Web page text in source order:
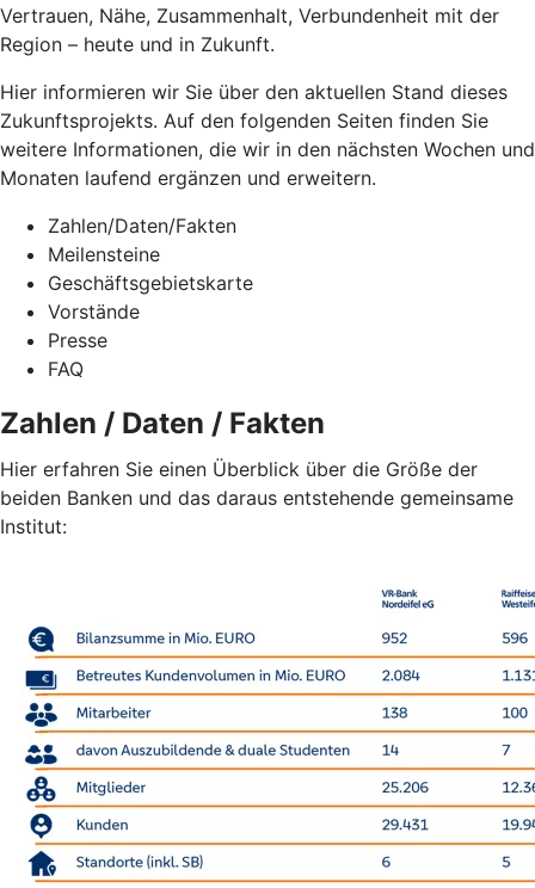
Vertrauen, Nähe, Zusammenhalt, Verbundenheit mit der
Region – heute und in Zukunft.
Hier informieren wir Sie über den aktuellen Stand dieses
Zukunftsprojekts. Auf den folgenden Seiten finden Sie
weitere Informationen, die wir in den nächsten Wochen und
Monaten laufend ergänzen und erweitern.
Zahlen/Daten/Fakten
Meilensteine
Geschäftsgebietskarte
Vorstände
Presse
FAQ
Zahlen / Daten / Fakten
Hier erfahren Sie einen Überblick über die Größe der
beiden Banken und das daraus entstehende gemeinsame
Institut: